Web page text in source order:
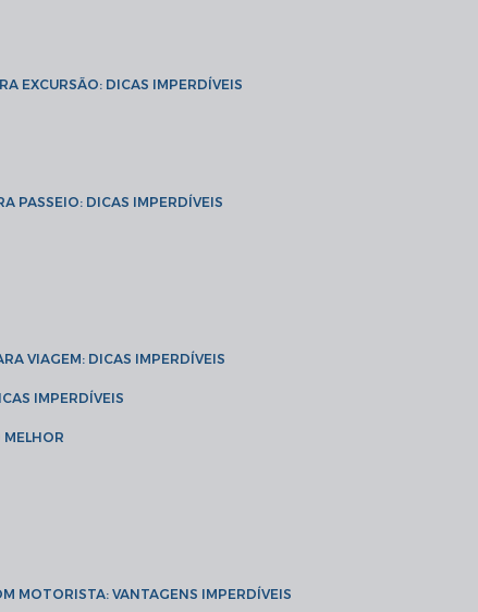
EXCURSÃO: DICAS IMPERDÍVEIS
PASSEIO: DICAS IMPERDÍVEIS
VIAGEM: DICAS IMPERDÍVEIS
IMPERDÍVEIS
MELHOR
MOTORISTA: VANTAGENS IMPERDÍVEIS